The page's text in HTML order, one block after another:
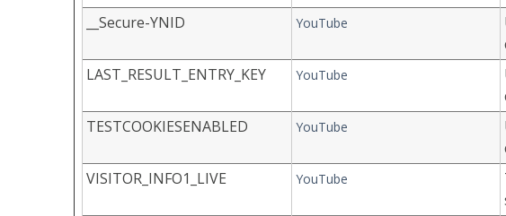
__Secure-YNID YouTube
LAST_RESULT_ENTRY_KEY YouTube
TESTCOOKIESENABLED YouTube
VISITOR_INFO1_LIVE YouTube